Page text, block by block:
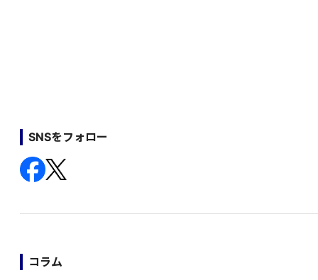
SNSをフォロー
コラム